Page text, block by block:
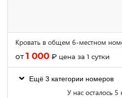
Кровать в общем 6-местном
от1 000 ₽ цена за 1 сутки
Ещё 3 категории номеров
У нас осталось